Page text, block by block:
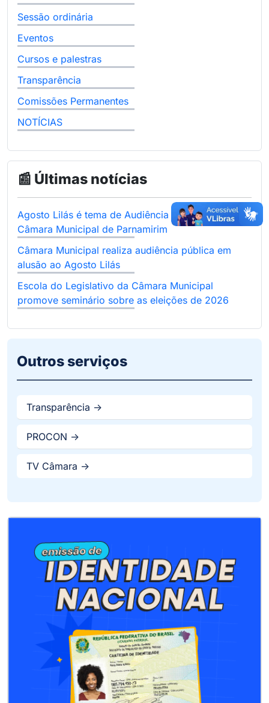
Sessão ordinária
Eventos
Cursos e palestras
Transparência
Comissões Permanentes
NOTÍCIAS
📰 Últimas notícias
Agosto Lilás é tema de Audiência Pública na
Câmara Municipal de Parnamirim
Câmara Municipal realiza audiência pública em
alusão ao Agosto Lilás
Escola do Legislativo da Câmara Municipal
promove seminário sobre as eleições de 2026
Outros serviços
Transparência ->
PROCON ->
TV Câmara ->